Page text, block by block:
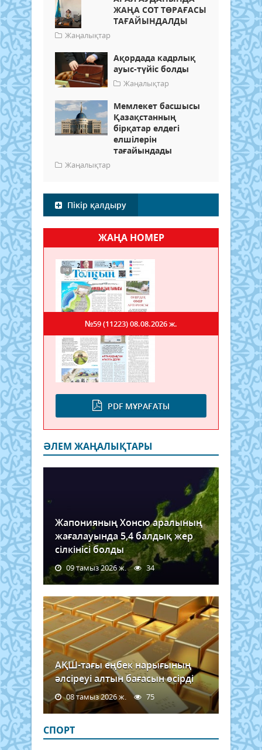
ЖАҢА СОТ ТӨРАҒАСЫ
ТАҒАЙЫНДАЛДЫ
Жаңалықтар
Ақордада кадрлық
ауыс-түйіс болды
Жаңалықтар
Мемлекет басшысы
Қазақстанның
бірқатар елдегі
елшілерін
тағайындады
Жаңалықтар
Пікір қалдыру
ЖАҢА НОМЕР
PDF МҰРАҒАТЫ
№59 (11223)08.08.2026 ж.
ӘЛЕМ ЖАҢАЛЫҚТАРЫ
Жапонияның Хонсю аралының
жағалауында 5,4 балдық жер
сілкінісі болды
09 тамыз 2026 ж. 34
АҚШ-тағы еңбек нарығының
әлсіреуі алтын бағасын өсірді
08 тамыз 2026 ж. 75
СПОРТ